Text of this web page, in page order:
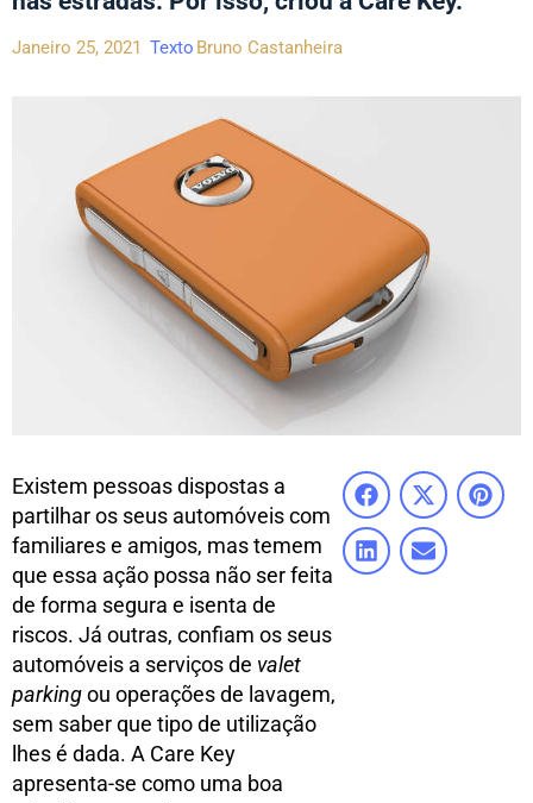
Janeiro 25, 2021 Texto Bruno Castanheira
Existem pessoas dispostas a
partilhar os seus automóveis com
familiares e amigos, mas temem
que essa ação possa não ser feita
de forma segura e isenta de
riscos. Já outras, confiam os seus
automóveis a serviços de valet
parkingou operações de lavagem,
sem saber que tipo de utilização
lhes é dada. A Care Key
apresenta-se como uma boa